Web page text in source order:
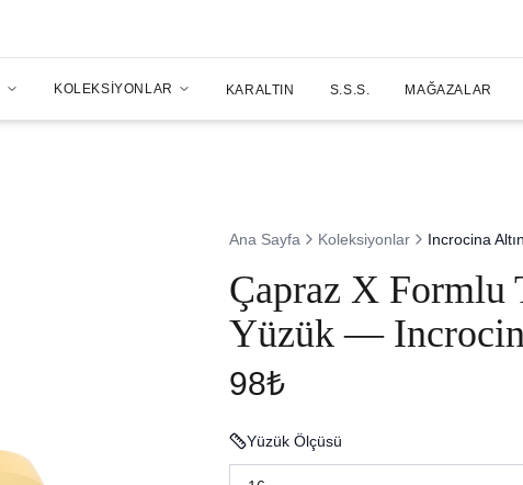
KOLEKSIYONLAR KARALTIN S.S.S. MAĞAZALAR
Ana Sayfa Koleksiyonlar Incrocina
Çapraz X Formlu
Yüzük —
98₺
Yüzük Ölçüsü